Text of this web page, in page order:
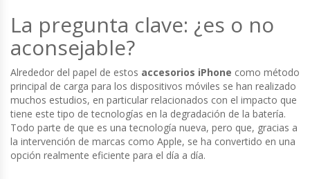
La pregunta clave: ¿es o no
aconsejable?
Alrededor del papel de estos accesorios iPhone como método
principal de carga para los dispositivos móviles se han realizado
muchos estudios, en particular relacionados con el impacto que
tiene este tipo de tecnologías en la degradación de la batería.
Todo parte de que es una tecnología nueva, pero que, gracias a
la intervención de marcas como Apple, se ha convertido en una
opción realmente eficiente para el día a día.